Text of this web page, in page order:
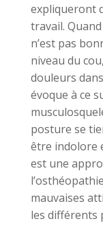
expliqueront
travail.
n’est pas
niveau du
douleurs
évoque à ce
posture se
être indolore
est une
mauvaises
les différents